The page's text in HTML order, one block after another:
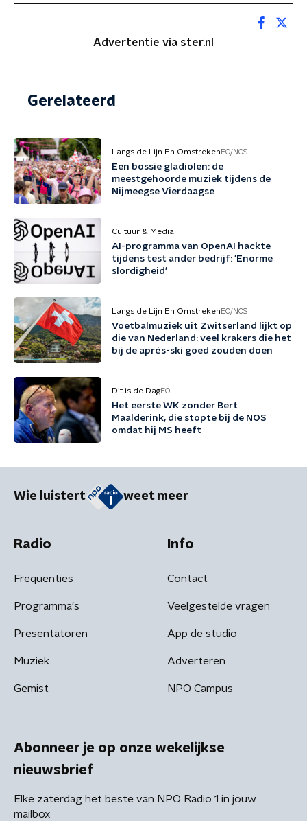
Advertentie via ster.nl
Gerelateerd
Langs de Lijn En Omstreken EO/NOS
Een bossie gladiolen: de
meestgehoorde muziek tijdens de
Nijmeegse Vierdaagse
Cultuur & Media
AI-programma van OpenAI hackte
tijdens test ander bedrijf: 'Enorme
slordigheid'
Langs de Lijn En Omstreken EO/NOS
Voetbalmuziek uit Zwitserland lijkt op
die van Nederland: veel krakers die het
bij de aprés-ski goed zouden doen
Dit is de DagEO
Het eerste WK zonder Bert
Maalderink, die stopte bij de NOS
omdat hij MS heeft
Wie luistert weet meer
Radio
Frequenties
Programma's
Presentatoren
Muziek
Gemist
Info
Contact
Veelgestelde vragen
App de studio
Adverteren
NPO Campus
Abonneer je op onze wekelijkse
nieuwsbrief
Elke zaterdag het beste van NPO Radio 1 in jouw
mailbox